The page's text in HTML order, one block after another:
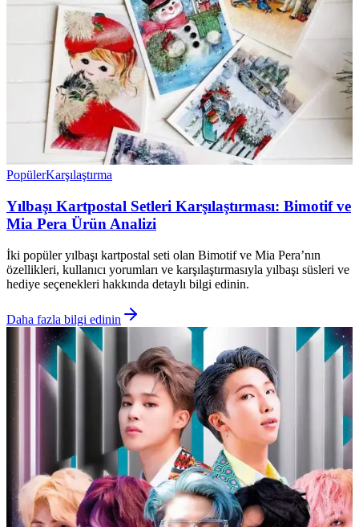
PopülerKarşılaştırma
Yılbaşı Kartpostal Setleri Karşılaştırması: Bimotif ve
Mia Pera Ürün Analizi
İki popüler yılbaşı kartpostal seti olan Bimotif ve Mia Pera’nın
özellikleri, kullanıcı yorumları ve karşılaştırmasıyla yılbaşı süsleri ve
hediye seçenekleri hakkında detaylı bilgi edinin.
Daha fazla bilgi edinin